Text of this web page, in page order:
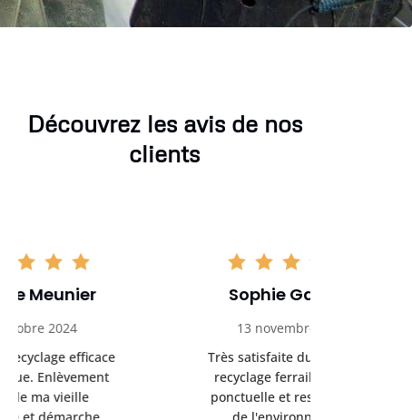
Découvrez les avis de nos
clients
Très satisfaite du service de
recyclage ferraille. Équipe
ponctuelle et respectueuse